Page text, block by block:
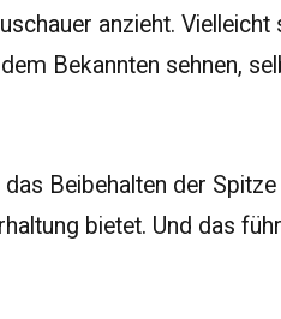
anzieht.
Bekannten sehnen,
Beibehalten der
bietet. Und das